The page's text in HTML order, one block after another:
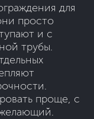
для
просто
и с
трубы.
проще, с